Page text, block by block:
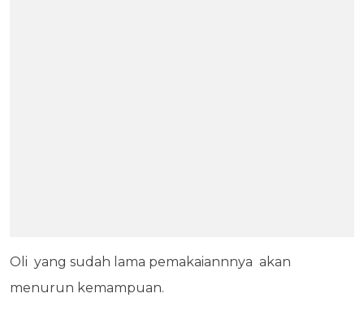
Oli yang sudah lama pemakaiannnya akan
menurun kemampuan.